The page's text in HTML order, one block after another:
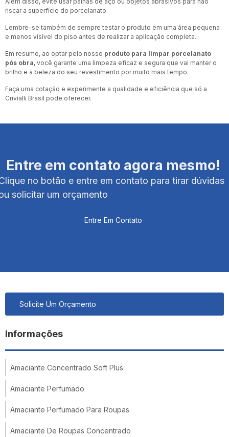
riscar a superfície do porcelanato.
Lembre-se também de sempre testar o produto em uma área pequena
e menos visível do piso antes de realizar a aplicação completa.
Em resumo, ao optar pelo nosso produto para limpar porcelanato
pós obra, você garante uma limpeza eficaz e segura que vai manter o
brilho e a beleza do seu revestimento por muito mais tempo.
Faça uma cotação e experimente a qualidade e eficiência que só a
Crivialli Brasil pode oferecer.
Entre em contato agora mesmo!
no botão e entre em contato para tirar dúvidas
solicitar um orçamento
Entre Em Contato
Solicite Um Orçamento
Informações
Amaciante Concentrado Soft Plus
Amaciante Perfumado
Amaciante Perfumado Para Roupas
Amaciante De Roupas Concentrado